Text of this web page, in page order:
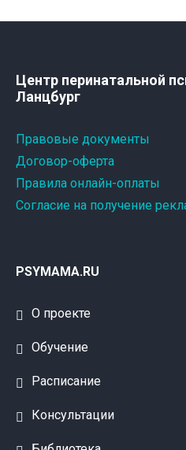
Центр перинатальной
Ланцбург
Правовые документы
Договор-оферта
Правила онлайн-оплаты
Согласие на получение
PSYMAMA.RU
О проекте
Обучение
Расписание
Консультации